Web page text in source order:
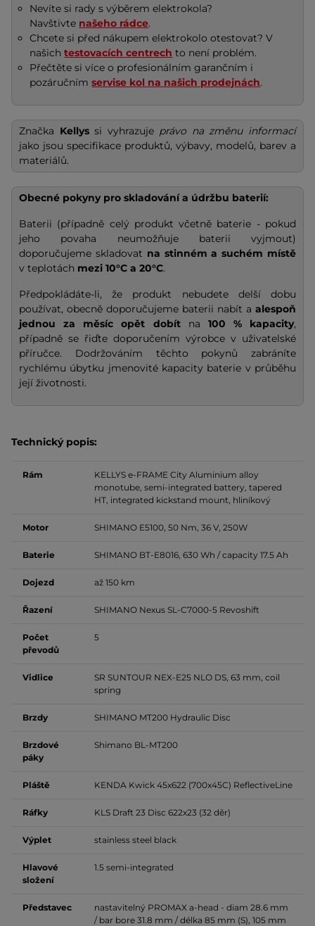
Nevíte si rady s výběrem elektrokola?
Navštivte našeho rádce.
Chcete si před nákupem elektrokolo otestovat? V
našichtestovacích centrech to není problém.
Přečtěte si více o profesionálním garančním i
pozáručnímservise kol na našich prodejnách.
Značka Kellyssi vyhrazuje právo na změnu informací
jako jsou specifikace produktů, výbavy, modelů, barev a
materiálů.
Obecné pokyny pro skladování a údržbu baterií:
Baterii (případně celý produkt včetně baterie - pokud
jeho povaha neumožňuje baterii vyjmout)
doporučujeme skladovat na stinném a suchém místě
v teplotách mezi 10°C a 20°C.
Předpokládáte-li, že produkt nebudete delší dobu
používat, obecně doporučujeme baterii nabít a alespoň
jednou za měsíc opět dobítna 100 % kapacity,
případně se řiďte doporučením výrobce v uživatelské
příručce. Dodržováním těchto pokynů zabráníte
rychlému úbytku jmenovité kapacity baterie v průběhu
její životnosti.
Technický popis:
Rám
KELLYS e-FRAME City Aluminium alloy
monotube, semi-integrated battery, tapered
HT, integrated kickstand mount, hliníkový
Motor SHIMANO E5100, 50 Nm, 36 V, 250W
Baterie SHIMANO BT-E8016, 630 Wh / capacity 17.5 Ah
Dojezd až 150 km
Řazení SHIMANO Nexus SL-C7000-5 Revoshift
Počet
převodů
5
Vidlice
SR SUNTOUR NEX-E25 NLO DS, 63 mm, coil
spring
Brzdy SHIMANO MT200 Hydraulic Disc
Brzdové
páky
Shimano BL-MT200
Pláště KENDA Kwick 45x622 (700x45C) ReflectiveLine
Ráfky KLS Draft 23 Disc 622x23 (32 děr)
Výplet stainless steel black
Hlavové
složení
1.5 semi-integrated
Představec
nastavitelný PROMAX a-head - diam 28.6 mm
/ bar bore 31.8 mm / délka 85 mm (S), 105 mm